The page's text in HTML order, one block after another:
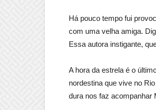
Há pouco tempo fui
com uma velha amiga.
Essa autora instigante,
A hora da estrela é o
nordestina que vive no
dura nos faz acompanhar